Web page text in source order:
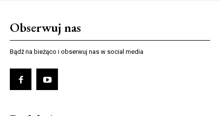
Obserwuj nas
Bądź na bieżąco i obserwuj nas w social media